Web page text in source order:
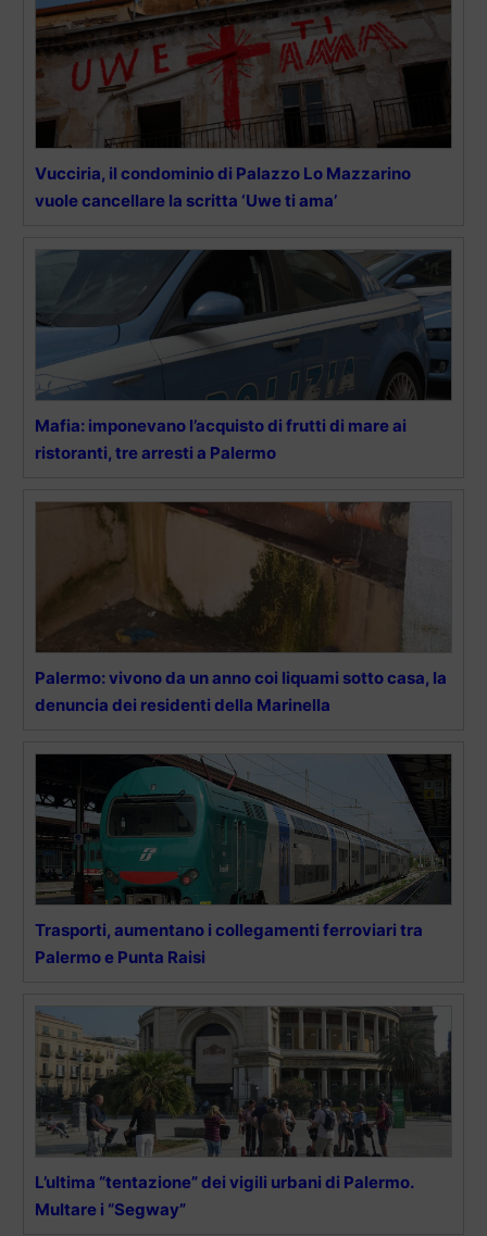
Vucciria, il condominio di Palazzo Lo Mazzarino
vuole cancellare la scritta ‘Uwe ti ama’
Mafia: imponevano l’acquisto di frutti di mare ai
ristoranti, tre arresti a Palermo
Palermo: vivono da un anno coi liquami sotto casa, la
denuncia dei residenti della Marinella
Trasporti, aumentano i collegamenti ferroviari tra
Palermo e Punta Raisi
L’ultima “tentazione” dei vigili urbani di Palermo.
Multare i “Segway”